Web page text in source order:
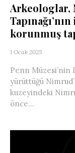
Arkeologlar,
korunmuş
1 Ocak 2025
Penn Müzesi’nin
yürüttüğü
kuzeyindeki
önce...